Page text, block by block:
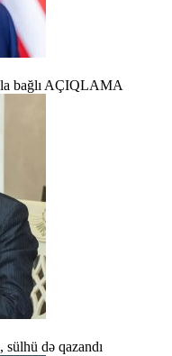
bağlı AÇIQLAMA
də qazandı